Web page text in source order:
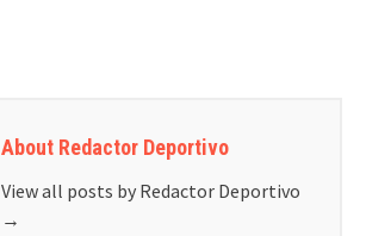
About Redactor Deportivo
View all posts by Redactor Deportivo
→